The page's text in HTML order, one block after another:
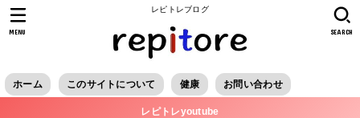
レピトレブログ
ホーム このサイトについて 健康 お問い合わせ
SEARCH
MENU
レピトレyoutube